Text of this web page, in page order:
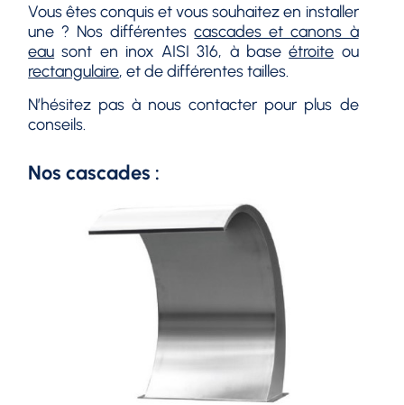
Vous êtes conquis et vous souhaitez en installer
une ? Nos différentescascades et canons à
eau sont en inox AISI 316, à baseétroite ou
rectangulaire, et de différentes tailles.
N’hésitez pas à nous contacter pour plus de
conseils.
Nos cascades :